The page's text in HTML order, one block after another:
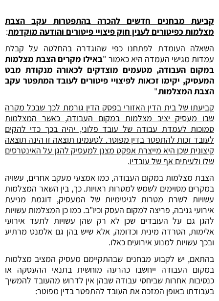
קביעת מבחנים חדשים להכרה בהתפטרות עקב הצבת
מצלמות כפיטורים לענין חוק פיצויי פיטורים והודעה מוקדמת:
השאלה העומדת לפתחנו כפי שהוגדרה בהחלטה על קבלת
עמדות מגישי העמדה היא כאמור "באילו מקרים הצבת מצלמות
במקום העבודה, מטעמים מוצדקים לכאורה מנקודת מבט
המעסיק, יקימו זכאות לפיצויי פיטורים לעובד המתפטר עקב
הצבת המצלמות."
קביעתו של בית הדין האזורי בפסק הדין גורמת לכך שבכל מקרה
שבו מעסיק יציב מצלמות במקום העבודה, כאשר המצלמות
סמוכות לעמדת עבודה של עובד פלוני, יהיה בכך כדי להקים
לעובד זכות להתפטר בדין מפוטר. לטעמינו תוצאה זו הינה תוצאה
קיצונית שכן היא מייצרת אפקט מצנן למעסיק להגן על האינטרסים
שלו ולעיתים אף של עובדיו.
הצבת מצלמות במקום העבודה, כמו אמצעי מעקב אחרים, עשויה
במקרים מסוימים לשמש למטרות ראויות. כך, בין השאר המצלמות
עשויות לשרת מטרות לגיטימיות של המעסיק, דוגמת מניעת
אירועי גניבה, פריצה למקום העסק וכיו"ב. כמו כן המצלמות עשויות
להגן גם על העובדים שכן לא רק שהן עשויות לתעד אירועי
אלימות, הטרדה מינית וכדומה, אלא שיש בהן גם אלמנט מרתיע
ובכך עשויות למנוע אירועים כאלו.
בהתאם, יש לקבוע מבחנים שבהתקיימם מעסיק המציב מצלמות
במקום העבודה ייחשבו כהרעה מוחשית בתנאי ההעסקה או
כנסיבות אחרות שביחסי עבודה שבהן אין לדרוש מהעובד להמשיך
בעבודתו באופן המזכה את העובד להתפטר בדין מפוטר: